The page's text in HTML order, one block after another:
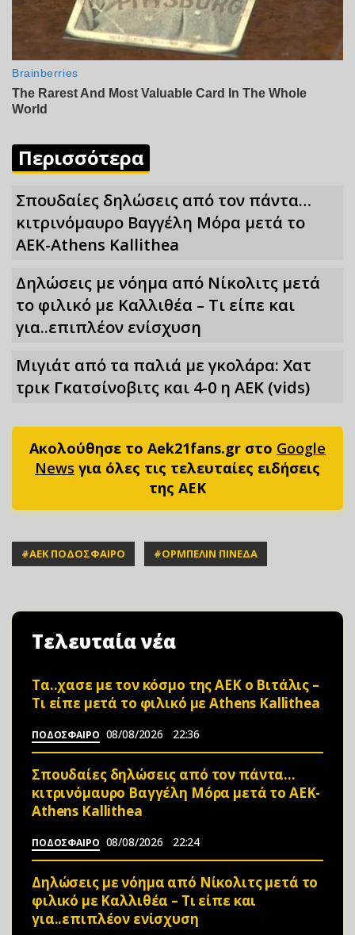
Περισσότερα
Σπουδαίες δηλώσεις από τον πάντα…
κιτρινόμαυρο Βαγγέλη Μόρα μετά το
ΑΕΚ-Athens Kallithea
Δηλώσεις με νόημα από Νίκολιτς μετά
το φιλικό με Καλλιθέα – Τι είπε και
για..επιπλέον ενίσχυση
Μιγιάτ από τα παλιά με γκολάρα: Χατ
τρικ Γκατσίνοβιτς και 4-0 η ΑΕΚ (vids)
Ακολούθησε το Aek21fans.gr στο Google
News για όλες τις τελευταίες ειδήσεις
της ΑΕΚ
#ΑΕΚ ΠΟΔΟΣΦΑΙΡΟ #ΟΡΜΠΕΛΙΝ ΠΙΝΕΔΑ
Τελευταία νέα
Τα..χασε με τον κόσμο της ΑΕΚ ο Βιτάλις –
Τι είπε μετά το φιλικό με Athens Kallithea
ΠΟΔΟΣΦΑΙΡΟ 08/08/2026 22:36
Σπουδαίες δηλώσεις από τον πάντα…
κιτρινόμαυρο Βαγγέλη Μόρα μετά το ΑΕΚ-
Athens Kallithea
ΠΟΔΟΣΦΑΙΡΟ 08/08/2026 22:24
Δηλώσεις με νόημα από Νίκολιτς μετά το
φιλικό με Καλλιθέα – Τι είπε και
για..επιπλέον ενίσχυση